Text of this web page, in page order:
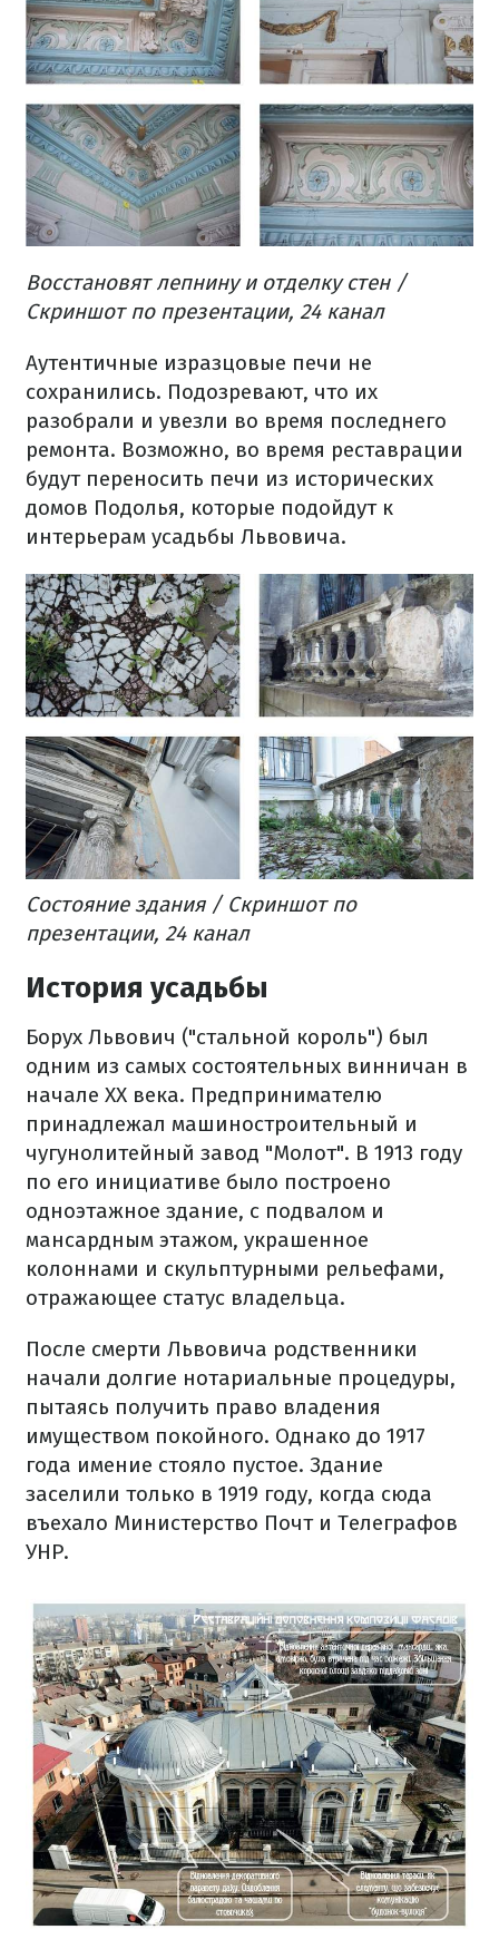
Восстановят лепнину и отделку стен /
Скриншот по презентации, 24 канал
Аутентичные изразцовые печи не
сохранились. Подозревают, что их
разобрали и увезли во время последнего
ремонта. Возможно, во время реставрации
будут переносить печи из исторических
домов Подолья, которые подойдут к
интерьерам усадьбы Львовича.
Состояние здания / Скриншот по
презентации, 24 канал
История усадьбы
Борух Львович ("стальной король") был
одним из самых состоятельных винничан в
начале XX века. Предпринимателю
принадлежал машиностроительный и
чугунолитейный завод "Молот". В 1913 году
по его инициативе было построено
одноэтажное здание, с подвалом и
мансардным этажом, украшенное
колоннами и скульптурными рельефами,
отражающее статус владельца.
После смерти Львовича родственники
начали долгие нотариальные процедуры,
пытаясь получить право владения
имуществом покойного. Однако до 1917
года имение стояло пустое. Здание
заселили только в 1919 году, когда сюда
въехало Министерство Почт и Телеграфов
УНР.